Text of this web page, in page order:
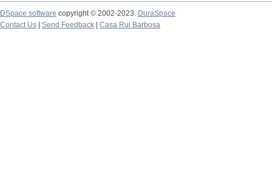
DSpace software copyright © 2002-2023
DuraSpace
Contact Us
Send Feedback Casa Rui Barbosa